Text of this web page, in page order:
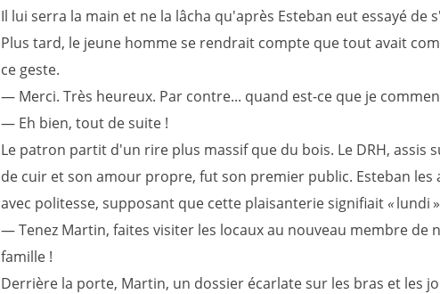
Il lui serra la main et ne la lâcha qu'après Esteban eut essayé de
Plus tard, le jeune homme se rendrait compte que tout avait
ce geste.
— Merci. Très heureux. Par contre... quand est-ce que je
— Eh bien, tout de suite !
Le patron partit d'un rire plus massif que du bois. Le DRH, assis
de cuir et son amour propre, fut son premier public. Esteban les
avec politesse, supposant que cette plaisanterie signifiait«lundi
— Tenez Martin, faites visiter les locaux au nouveau membre de
famille !
Derrière la porte, Martin, un dossier écarlate sur les bras et les